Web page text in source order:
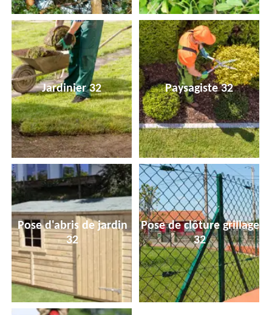
Jardinier 32 Paysagiste 32
Pose d'abris de jardin
32
Pose de clôture grillage
32